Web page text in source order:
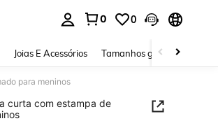
0 0
Joias E Acessórios Tamanhos grandes
para meninos
curta com estampa de